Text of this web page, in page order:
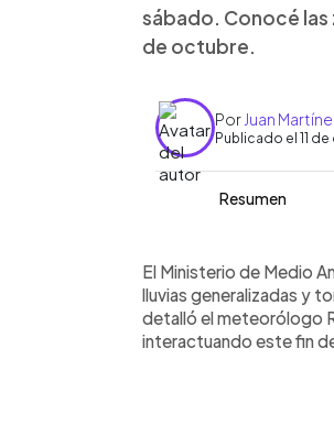
sábado. Conocé las
de octubre.
Por Juan
Publicado el 11
Resumen
► Escuchar
Este sábado 11
provocadas por
onda tropical.
volcánica y se
El Ministerio de Medio
lluvias generalizadas y
detalló el meteorólogo
interactuando este fin